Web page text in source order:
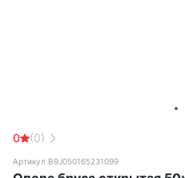
0 (0)
Артикул B9J050165231099